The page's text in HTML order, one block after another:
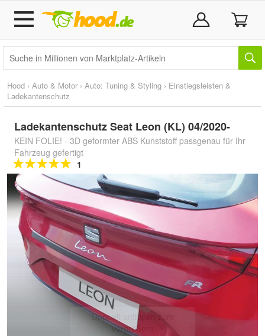
Hood › Auto & Motor › Auto: Tuning & Styling › Einstiegsleisten &
Ladekantenschutz
Ladekantenschutz Seat Leon (KL) 04/2020-
KEIN FOLIE! - 3D geformter ABS Kunststoff passgenau für Ihr
Fahrzeug gefertigt
1
Doppelt antippen zum
vergrößern